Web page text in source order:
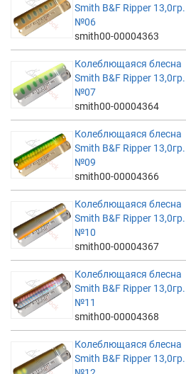
Smith B&F Ripper 13,0гр.
№06
smith00-00004363
Колеблющаяся блесна
Smith B&F Ripper 13,0гр.
№07
smith00-00004364
Колеблющаяся блесна
Smith B&F Ripper 13,0гр.
№09
smith00-00004366
Колеблющаяся блесна
Smith B&F Ripper 13,0гр.
№10
smith00-00004367
Колеблющаяся блесна
Smith B&F Ripper 13,0гр.
№11
smith00-00004368
Колеблющаяся блесна
Smith B&F Ripper 13,0гр.